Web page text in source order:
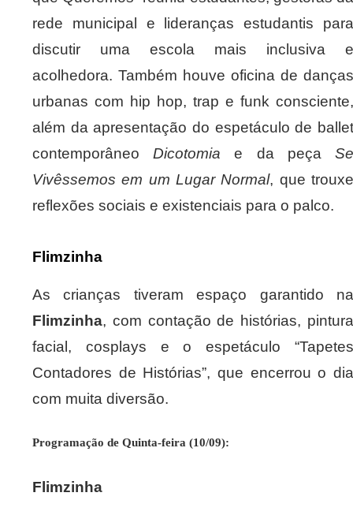
rede municipal e lideranças estudantis para
discutir uma escola mais inclusiva e
acolhedora. Também houve oficina de danças
urbanas com hip hop, trap e funk consciente,
além da apresentação do espetáculo de ballet
contemporâneoDicotomia e da peça
Vivêssemos em um Lugar Normal, que
reflexões sociais e existenciais para o palco.
Flimzinha
As crianças tiveram espaço garantido na
Flimzinha, com contação de histórias, pintura
facial, cosplays e o espetáculo “Tapetes
Contadores de Histórias”, que encerrou o dia
com muita diversão.
Programação de Quinta-feira (10/09):
Flimzinha